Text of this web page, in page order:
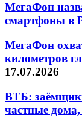
МегаФон
смартфоны в
МегаФон
километров
17.07.2026
ВТБ:
частные